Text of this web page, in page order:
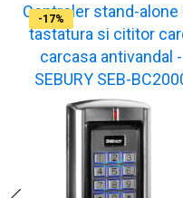
-17%
Controler stand-alone
tastatura si cititor
carcasa antivandal -
SEBURY SEB-
-17%
-17%
-17%